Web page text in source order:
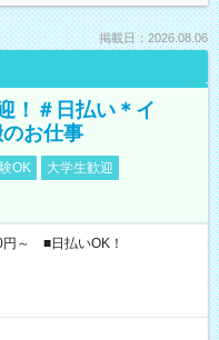
掲載日：2026.08.06
！＃日払い＊イ
お仕事
OK
大学生歓迎
～ ■日払いOK！